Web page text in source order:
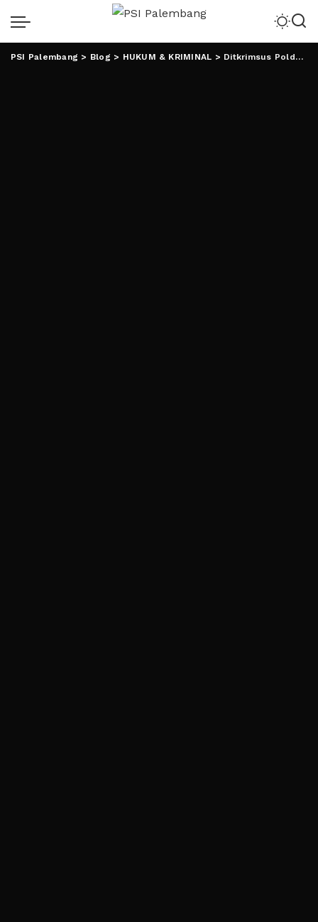
PSI Palembang > Blog > HUKUM & KRIMINAL > Ditkrimsus Polda Lampung Hentikan Kasus Tiktokers Bima Yudho